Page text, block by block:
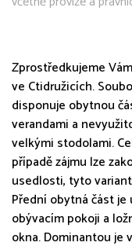
Zprostředkujeme
ve Ctidružicích.
disponuje obytnou
verandami a
velkými stodolami.
případě zájmu lze
usedlosti, tyto
Přední obytná část
obývacím pokoji a
okna. Dominantou je